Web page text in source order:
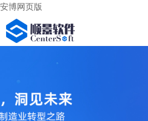
安博网页版